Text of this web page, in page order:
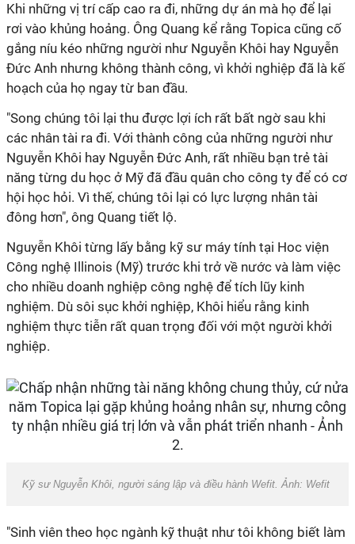
Khi những vị trí cấp cao ra đi, những dự án mà họ để lại
rơi vào khủng hoảng. Ông Quang kể rằng Topica cũng cố
gắng níu kéo những người như Nguyễn Khôi hay Nguyễn
Đức Anh nhưng không thành công, vì khởi nghiệp đã là kế
hoạch của họ ngay từ ban đầu.
"Song chúng tôi lại thu được lợi ích rất bất ngờ sau khi
các nhân tài ra đi. Với thành công của những người như
Nguyễn Khôi hay Nguyễn Đức Anh, rất nhiều bạn trẻ tài
năng từng du học ở Mỹ đã đầu quân cho công ty để có cơ
hội học hỏi. Vì thế, chúng tôi lại có lực lượng nhân tài
đông hơn", ông Quang tiết lộ.
Nguyễn Khôi từng lấy bằng kỹ sư máy tính tại Hoc viện
Công nghệ Illinois (Mỹ) trước khi trở về nước và làm việc
cho nhiều doanh nghiệp công nghệ để tích lũy kinh
nghiệm. Dù sôi sục khởi nghiệp, Khôi hiểu rằng kinh
nghiệm thực tiễn rất quan trọng đối với một người khởi
nghiệp.
Kỹ sư Nguyễn Khôi, người sáng lập và điều hành Wefit. Ảnh: Wefit
"Sinh viên theo học ngành kỹ thuật như tôi không biết làm